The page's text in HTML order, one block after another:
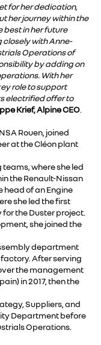
for her dedication,
her journey within the
best in her future
closely with Anne-
Operations of
by adding on
With her
role to support
electrified offer to
Krief, Alpine CEO
Rouen, joined
at the Cléon plant
where she led
the Renault-Nissan
head of an Engine
she led the first
the Duster project.
she joined the
department
After serving
the management
in 2017, then the
Suppliers, and
Department before
Operations.